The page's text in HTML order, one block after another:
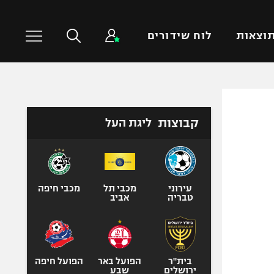
תוצאות לוח שידורים
טניס
כדורעף
ספורט אולימפי
קבוצות ליגת העל
עירוני
טבריה
מכבי תל
אביב
מכבי חיפה
בית"ר
ירושלים
הפועל באר
שבע
הפועל חיפה